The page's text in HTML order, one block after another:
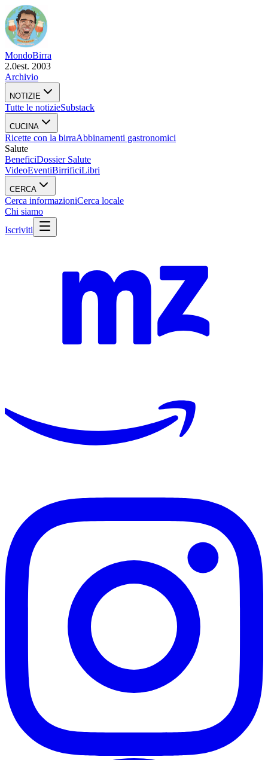
MondoBirra
2.0est. 2003
Archivio
NOTIZIE
Tutte le notizieSubstack
CUCINA
Ricette con la birraAbbinamenti gastronomici
Salute
BeneficiDossier Salute
VideoEventiBirrificiLibri
CERCA
Cerca informazioniCerca locale
Chi siamo
Iscriviti